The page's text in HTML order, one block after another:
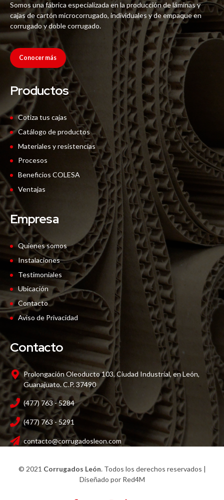
Somos una fábrica especializada en la producción de láminas y
cajas de cartón microcorrugado, individuales y de empaque en
corrugado y doble corrugado.
Conocer más
Productos
Cotiza tus cajas
Catálogo de productos
Materiales y resistencias
Procesos
Beneficios COLESA
Ventajas
Empresa
Quienes somos
Instalaciones
Testimoniales
Ubicación
Contacto
Aviso de Privacidad
Contacto
Prolongación Oleoducto 103, Ciudad Industrial, en León,
Guanajuato. C.P. 37490
(477) 763 - 5284
(477) 763 - 5291
contacto@corrugadosleon.com
© 2021 Corrugados León. Todos los derechos reservados |
Diseñado por Red4M